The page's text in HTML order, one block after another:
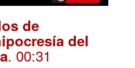
de
del
. 00:31